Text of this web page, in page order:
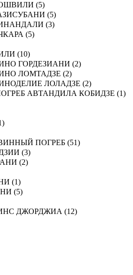
(5)
(5)
(3)
(5)
(10)
ГОРДЕЗИАНИ (2)
ЛОМТАДЗЕ (2)
ЛОЛАДЗЕ (2)
АВТАНДИЛА КОБИДЗЕ (1)
ПОГРЕБ (51)
(3)
(2)
(1)
(5)
ДЖОРДЖИА (12)